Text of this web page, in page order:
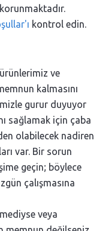
kontrol edin.
ve
kalmasını
gurur duyuyor
sağlamak için çaba
olabilecek nadiren
var. Bir sorun
geçin; böylece
çalışmasına
veya